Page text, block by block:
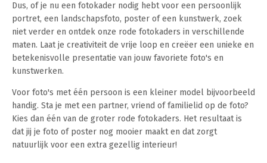
Dus, of je nu een fotokader nodig hebt voor een persoonlijk
portret, een landschapsfoto, poster of een kunstwerk, zoek
niet verder en ontdek onze rode fotokaders in verschillende
maten. Laat je creativiteit de vrije loop en creëer een unieke en
betekenisvolle presentatie van jouw favoriete foto's en
kunstwerken.
Voor foto's met één persoon is een kleiner model bijvoorbeeld
handig. Sta je met een partner, vriend of familielid op de foto?
Kies dan één van de groter rode fotokaders. Het resultaat is
dat jij je foto of poster nog mooier maakt en dat zorgt
natuurlijk voor een extra gezellig interieur!